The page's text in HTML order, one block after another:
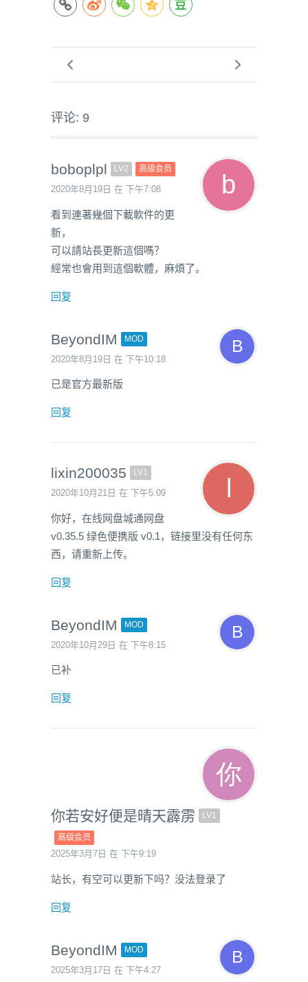
评论: 9
boboplpl LV2 高级会员
2020年8月19日 在 下午7:08
看到連著幾個下載軟件的更
新，
可以請站長更新這個嗎？
經常也會用到這個軟體，麻煩了。
回复
BeyondIM MOD
2020年8月19日 在 下午10:18
已是官方最新版
回复
lixin200035 LV1
2020年10月21日 在 下午5:09
你好，在线网盘城通网盘
v0.35.5 绿色便携版 v0.1，链接里没有任何东
西，请重新上传。
回复
BeyondIM MOD
2020年10月29日 在 下午8:15
已补
回复
你若安好便是晴天霹雳 LV1
高级会员
2025年3月7日 在 下午9:19
站长，有空可以更新下吗？没法登录了
回复
BeyondIM MOD
2025年3月17日 在 下午4:27